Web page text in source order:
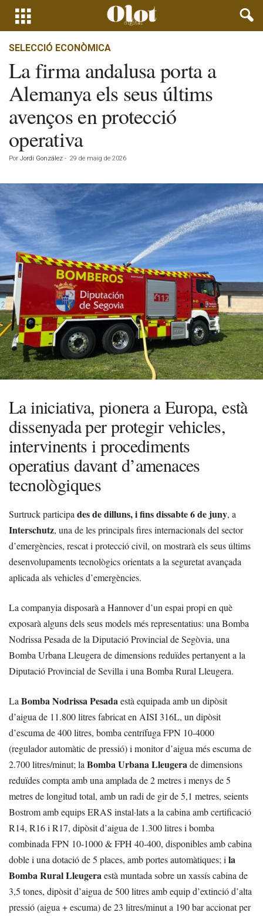
SELECCIÓ ECONÒMICA
La firma andalusa porta a
Alemanya els seus últims
avenços en protecció
operativa
Por Jordi González - 29 de maig de 2026
La iniciativa, pionera a Europa, està
dissenyada per protegir vehicles,
intervinents i procediments
operatius davant d’amenaces
tecnològiques
Surtruck participades de dilluns, i fins dissabte 6 de juny, a
Interschutz, una de les principals fires internacionals del sector
d’emergències, rescat i protecció civil, on mostrarà els seus últims
desenvolupaments tecnològics orientats a la seguretat avançada
aplicada als vehicles d’emergències.
La companyia disposarà a Hannover d’un espai propi en què
exposarà alguns dels seus models més representatius: una Bomba
Nodrissa Pesada de la Diputació Provincial de Segòvia, una
Bomba Urbana Lleugera de dimensions reduïdes pertanyent a la
Diputació Provincial de Sevilla i una Bomba Rural Lleugera.
LaBomba Nodrissa Pesadaestà equipada amb un dipòsit
d’aigua de 11.800 litres fabricat en AISI 316L, un dipòsit
d’escuma de 400 litres, bomba centrífuga FPN 10-4000
(regulador automàtic de pressió) i monitor d’aigua més escuma de
2.700 litres/minut; laBomba Urbana Lleugerade dimensions
reduïdes compta amb una amplada de 2 metres i menys de 5
metres de longitud total, amb un radi de gir de 5,1 metres, seients
Bostrom amb equips ERAS instal·lats a la cabina amb certificació
R14, R16 i R17, dipòsit d’aigua de 1.300 litres i bomba
combinada FPN 10-1000 & FPH 40-400, disponibles amb cabina
doble i una dotació de 5 places, amb portes automàtiques; ila
Bomba Rural Lleugeraestà muntada sobre un xassís cabina de
3,5 tones, dipòsit d’aigua de 500 litres amb equip d’extinció d’alta
pressió (aigua + escuma) de 23 litres/minut a 190 bar accionat per